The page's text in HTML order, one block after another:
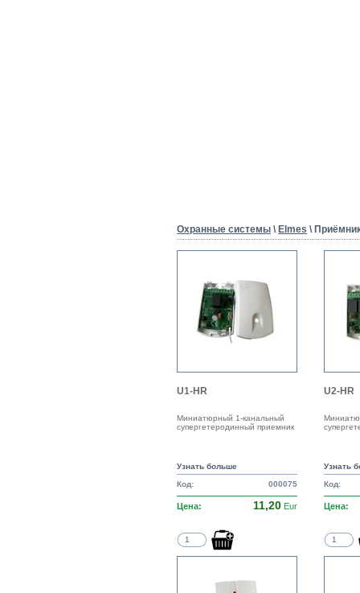
Охранные системы \ Elmes \
U1-HR
Миниатюрный 1-канальный
супергетеродинный приемник
Узнать больше
Код:
000075
Цена: 11,20 Eur
U2-HR
Узнать
Код:
Цена: